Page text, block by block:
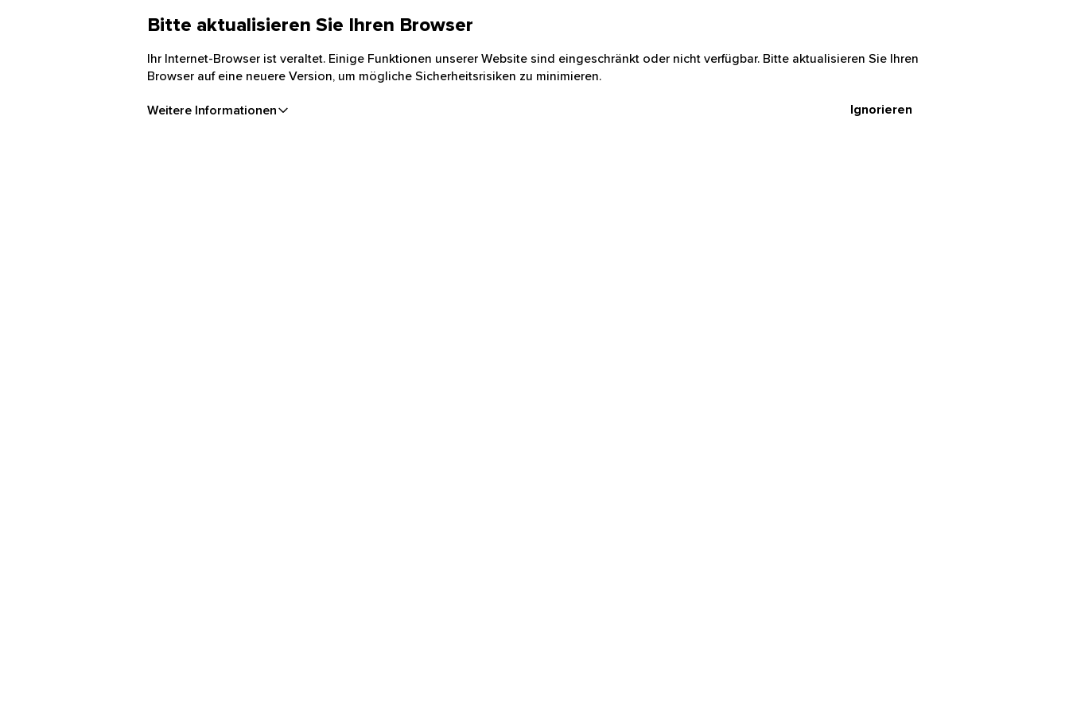
Bitte aktualisieren Sie Ihren Browser
Ihr Internet-Browser ist veraltet. Einige Funktionen unserer Website sind eingeschränkt oder nicht verfügbar. Bitte aktualisieren Sie Ihren
Browser auf eine neuere Version, um mögliche Sicherheitsrisiken zu minimieren.
Weitere Informationen Ignorieren